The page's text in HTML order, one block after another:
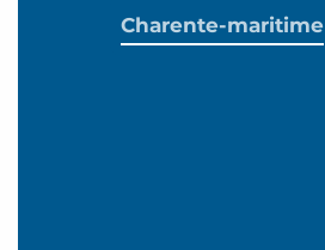
Charente-maritime